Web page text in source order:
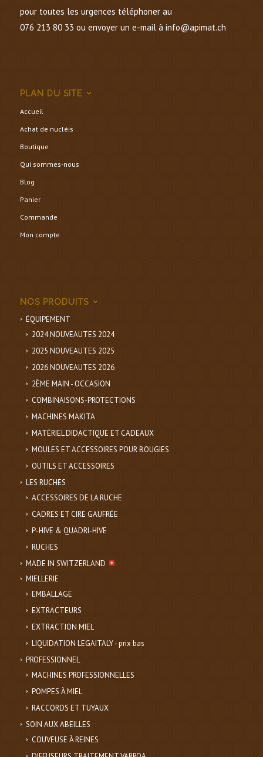
pour toutes les urgences téléphoner au
076 213 80 33 ou envoyer un e-mail à info@apimat.ch
PLAN DU SITE
Accueil
Achat de nucléis
Boutique
Qui sommes-nous
Blog
Panier
Commande
Mon compte
NOS PRODUITS
ÉQUIPEMENT
2024 NOUVEAUTES 2024
2025 NOUVEAUTES 2025
2026 NOUVEAUTES 2026
2ÈME MAIN - OCCASION
COMBINAISONS-PROTECTIONS
MACHINES MAKITA
MATÉRIEL DIDACTIQUE ET CADEAUX
MOULES ET ACCESSOIRES POUR BOUGIES
OUTILS ET ACCESSOIRES
LES RUCHES
ACCESSOIRES DE LA RUCHE
CADRES ET CIRE GAUFRÉE
P-HIVE & QUADRI-HIVE
RUCHES
MADE IN SWITZERLAND
MIELLERIE
EMBALLAGE
EXTRACTEURS
EXTRACTION MIEL
LIQUIDATION LEGAITALY - prix bas
PROFESSIONNEL
MACHINES PROFESSIONNELLES
POMPES À MIEL
RACCORDS ET TUYAUX
SOIN AUX ABEILLES
COUVEUSE À REINES